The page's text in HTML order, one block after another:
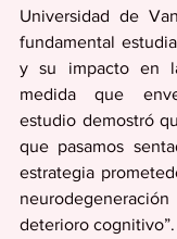
Universidad de
fundamental
y su impacto en
medida que
estudio demostró
que pasamos
estrategia
deterioro cognitivo”.